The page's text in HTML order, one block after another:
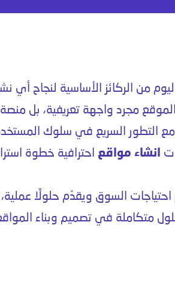
من الركائز الأساسية لنجاح أي
مجرد واجهة تعريفية، بل منصة
ومع التطور السريع في سلوك
انشاء مواقع احترافية خطوة
السوق ويقدّم حلولًا عملية،
متكاملة في تصميم وبناء